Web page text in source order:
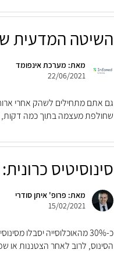
השיטה המדעית
מאת: מערכת אינפומד
22/06/2021
גם אתם מתחילים לשהק אחרי
שחולפת מעצמה בתוך כמה דקות,
סינוסיטיס
מאת: פרופ' איתן סודרי
15/02/2021
כ-30% מהאוכלוסייה יסבלו
הסינוס, לרוב לאחר הצטננות או